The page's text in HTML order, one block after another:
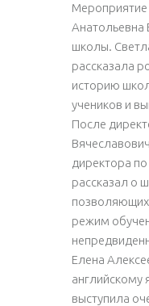
Анатольевна
школы.
рассказала
историю
учеников и
После
директора
рассказал о
режим
Елена
английскому
выступила